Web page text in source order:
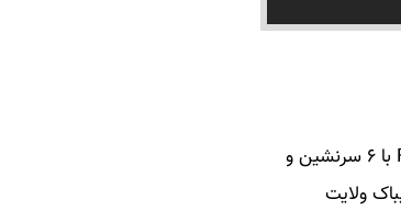
اداره حمل‌و‌نقل هوایی افغانستان:بر اساس اطلاعات اولیه، یک فروند جت شخصی روسی FALCON-10 با ۶ سرنشین و
ولایت